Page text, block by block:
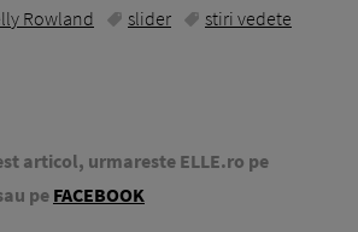
Rowland slider
stiri vedete
articol, urmareste ELLE.ro pe
pe FACEBOOK